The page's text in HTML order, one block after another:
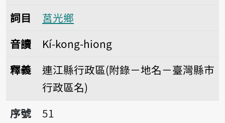
詞目
莒光鄉
音讀
Kí-kong-hiong
釋義
連江縣行政區(附錄－地名－臺灣縣市
行政區名)
序號51吉安鄉
序號
51